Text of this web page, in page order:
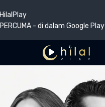
HilalPlay
PERCUMA - di dalam Google Play